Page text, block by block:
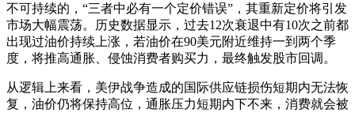
不可持续的，“三者中必有一个定价错误”，其重新定价将引发
市场大幅震荡。历史数据显示，过去12次衰退中有10次之前都
出现过油价持续上涨，若油价在90美元附近维持一到两个季
度，将推高通胀、侵蚀消费者购买力，最终触发股市回调。
从逻辑上来看，美伊战争造成的国际供应链损伤短期内无法恢
复，油价仍将保持高位，通胀压力短期内下不来，消费就会被